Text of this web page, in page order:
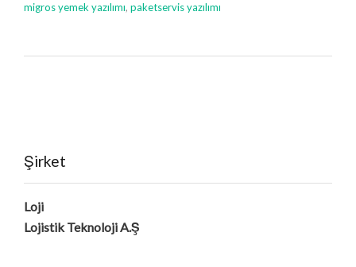
migros yemek yazılımı, paketservis yazılımı
Şirket
Loji
Lojistik Teknoloji A.Ş